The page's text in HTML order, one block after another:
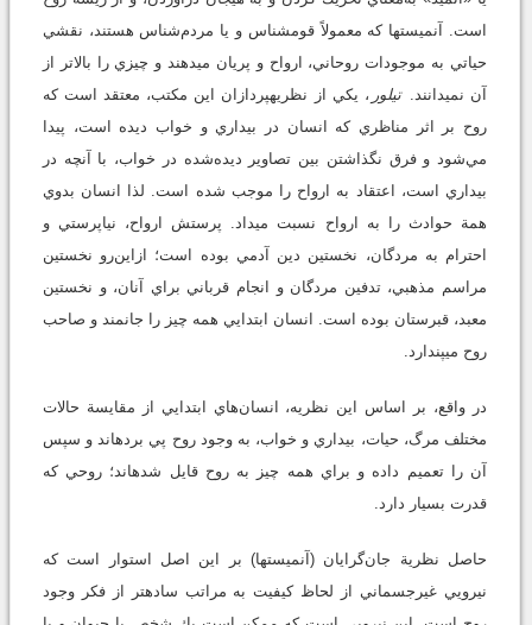
است. آنميست‏ها كه معمولاً قوم‏شناس و يا مردم‌شناس هستند، نقشي
حياتي به موجودات روحاني، ارواح و پريان مي‏دهند و چيزي را بالاتر از
آن نمي‏دانند.
تيلور ، يكي از نظريه‏پردازان اين مكتب، معتقد است كه
روح بر اثر مناظري كه انسان در بيداري و خواب ديده است، پيدا
مي‌شود و فرق نگذاشتن بين تصاوير ديده‌شده در خواب، با آنچه در
بيداري است، اعتقاد به ارواح را موجب شده است. لذا انسان بدوي
همة حوادث را به ارواح نسبت مي‏داد. پرستش ارواح، نياپرستي و
احترام به مردگان، نخستين دين آدمي بوده است؛ ازاين‌رو نخستين
مراسم مذهبي، تدفين مردگان و انجام قرباني براي آنان، و نخستين
معبد، قبرستان بوده است. انسان ابتدايي همه چيز را جانمند و صاحب
روح مي‏پندارد.
در واقع، بر اساس اين نظريه، انسان‌هاي ابتدايي از مقايسة حالات
مختلف مرگ، حيات، بيداري و خواب، به وجود روح پي برده‏اند و سپس
آن را تعميم داده و براي همه چيز به روح قايل شده‏اند؛ روحي كه
قدرت بسيار دارد.
حاصل نظرية جان‌گرايان (آنميست‏ها) بر اين اصل استوار است كه
نيرويي غيرجسماني از لحاظ كيفيت به مراتب ساده‏تر از فكر وجود